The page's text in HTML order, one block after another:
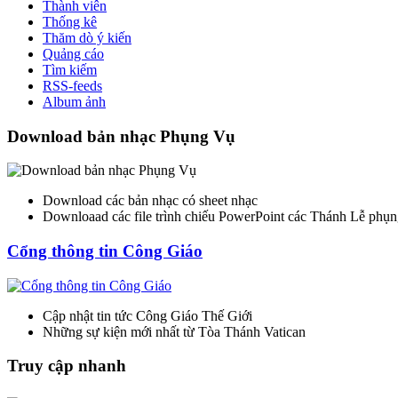
Thành viên
Thống kê
Thăm dò ý kiến
Quảng cáo
Tìm kiếm
RSS-feeds
Album ảnh
Download bản nhạc Phụng Vụ
Download các bản nhạc có sheet nhạc
Downloaad các file trình chiếu PowerPoint các Thánh Lễ
Cổng thông tin Công Giáo
Cập nhật tin tức Công Giáo Thế Giới
Những sự kiện mới nhất từ Tòa Thánh Vatican
Truy cập nhanh